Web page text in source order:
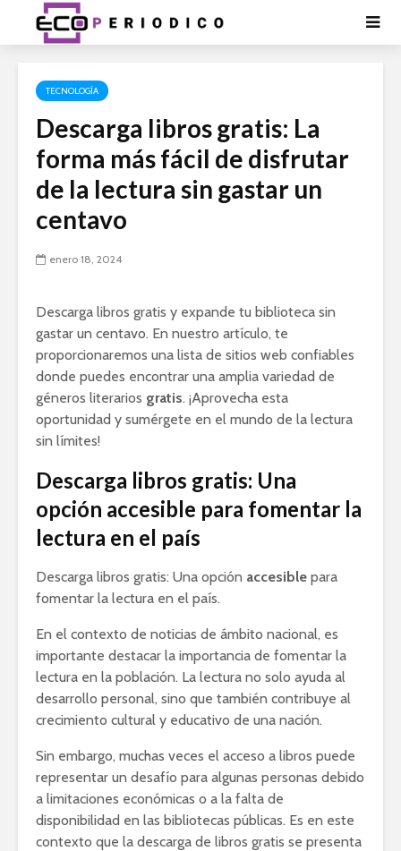
TECNOLOGÍA
Descarga libros gratis: La
forma más fácil de disfrutar
de la lectura sin gastar un
centavo
enero 18, 2024
Descarga libros gratis y expande tu biblioteca sin
gastar un centavo. En nuestro artículo, te
proporcionaremos una lista de sitios web confiables
donde puedes encontrar una amplia variedad de
géneros literarios gratis. ¡Aprovecha esta
oportunidad y sumérgete en el mundo de la lectura
sin límites!
Descarga libros gratis: Una
opción accesible para fomentar la
lectura en el país
Descarga libros gratis: Una opción accesible para
fomentar la lectura en el país.
En el contexto de noticias de ámbito nacional, es
importante destacar la importancia de fomentar la
lectura en la población. La lectura no solo ayuda al
desarrollo personal, sino que también contribuye al
crecimiento cultural y educativo de una nación.
Sin embargo, muchas veces el acceso a libros puede
representar un desafío para algunas personas debido
a limitaciones económicas o a la falta de
disponibilidad en las bibliotecas públicas. Es en este
contexto que la descarga de libros gratis se presenta